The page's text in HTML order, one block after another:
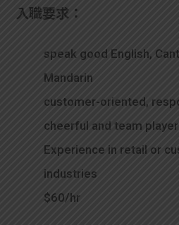
入職要求：
speak good English,
Mandarin
customer-oriented,
cheerful and team player
Experience in retail or
industries
$60/hr